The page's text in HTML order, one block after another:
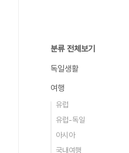
분류 전체보기
독일생활
여행
유럽
유럽-독일
아시아
국내여행